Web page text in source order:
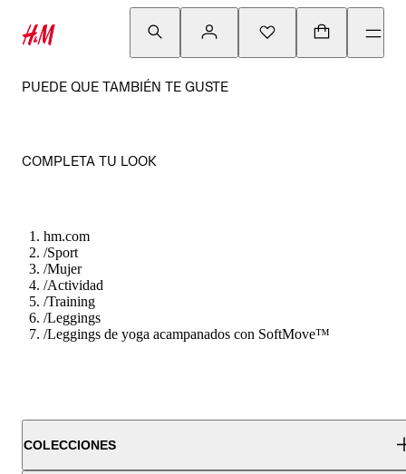
PUEDE QUE TAMBIÉN TE GUSTE
COMPLETA TU LOOK
hm.com
/Sport
/Mujer
/Actividad
/Training
/Leggings
/Leggings de yoga acampanados con SoftMove™
COLECCIONES